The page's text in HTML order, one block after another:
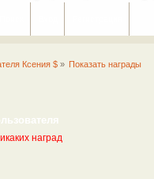
Ксения $ » Показать награды
наград